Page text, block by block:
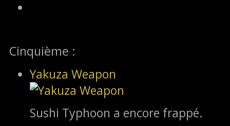
Cinquième :
Yakuza Weapon
Sushi Typhoon a encore frappé.